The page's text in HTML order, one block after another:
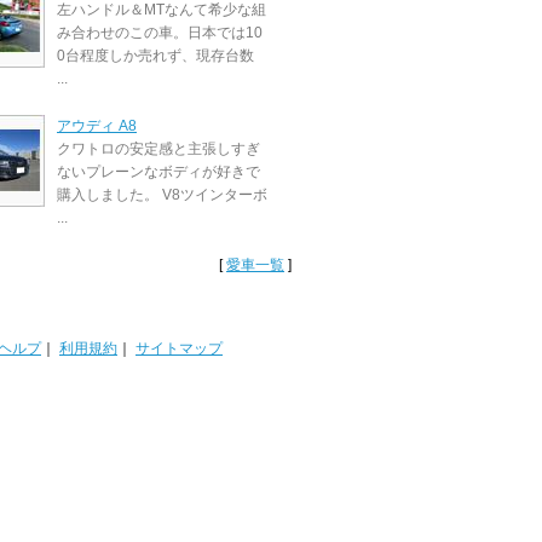
左ハンドル＆MTなんて希少な組
み合わせのこの車。日本では10
0台程度しか売れず、現存台数
...
アウディ A8
クワトロの安定感と主張しすぎ
ないプレーンなボディが好きで
購入しました。 V8ツインターボ
...
[愛車一覧 ]
ルプ｜ 利用規約 サイトマップ